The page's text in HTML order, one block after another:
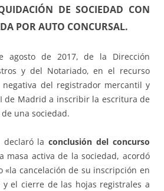
DE SOCIEDAD CON
POR AUTO CONCURSAL.
agosto de 2017, de la Dirección
y del Notariado, en el recurso
del registrador mercantil y
de Madrid a inscribir la escritura de
una sociedad.
declaró laconclusión del concurso
masa activa de la sociedad, acordó
«la cancelación de su inscripción en
el cierre de las hojas registrales a